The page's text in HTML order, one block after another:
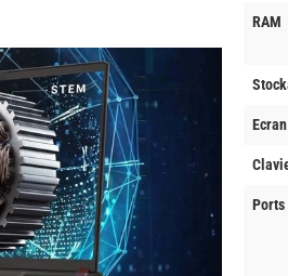
RAM
Ecran
Ports